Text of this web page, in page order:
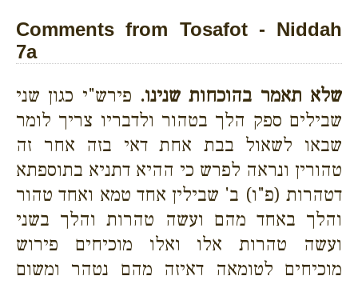
Comments from Tosafot - Niddah
7a
שלא תאמר בהוכחות שנינו. פירש"י כגון שני
שבילים ספק הלך בטהור ולדבריו צריך לומר
שבאו לשאול בבת אחת דאי בזה אחר זה
טהורין ונראה לפרש כי ההיא דתניא בתוספתא
דטהרות (פ"ו) ב' שבילין אחד טמא ואחד טהור
והלך באחד מהם ועשה טהרות והלך בשני
ועשה טהרות אלו ואלו מוכיחים פירוש
מוכיחים לטומאה דאיזה מהם נטהר ומשום